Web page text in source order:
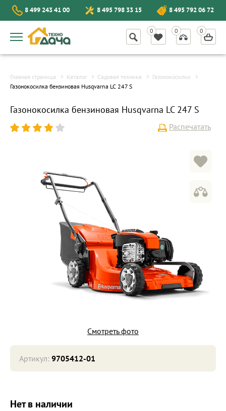
8 499 243 41 00 8 495 798 33 15 8 495 792 06 72
Главная страница Каталог Садовая техника
Газонокосилки
Газонокосилка бензиновая Husqvarna LC 247 S
Газонокосилка бензиновая Husqvarna LC 247 S
Распечатать
Смотреть фото
Нет в наличии
Артикул: 9705412-01